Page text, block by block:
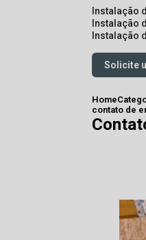
instalação
instalação
instalação
Solicite
Home
contato de